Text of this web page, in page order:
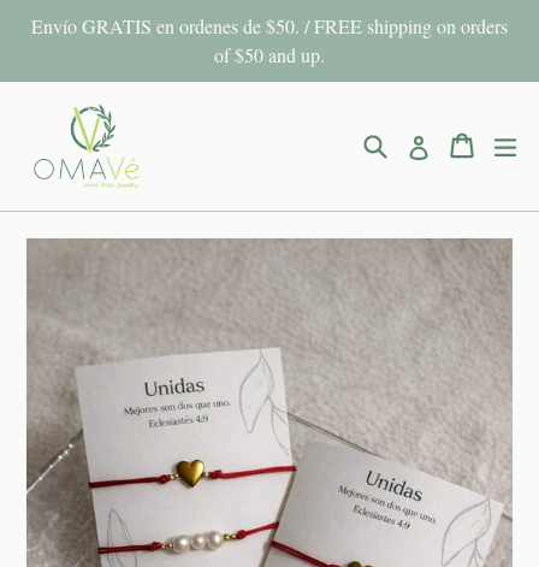
directamente
Envío GRATIS en ordenes de $50. / FREE shipping on orders
of $50 and up.
Buscar Ingresar Carrito
Carrito